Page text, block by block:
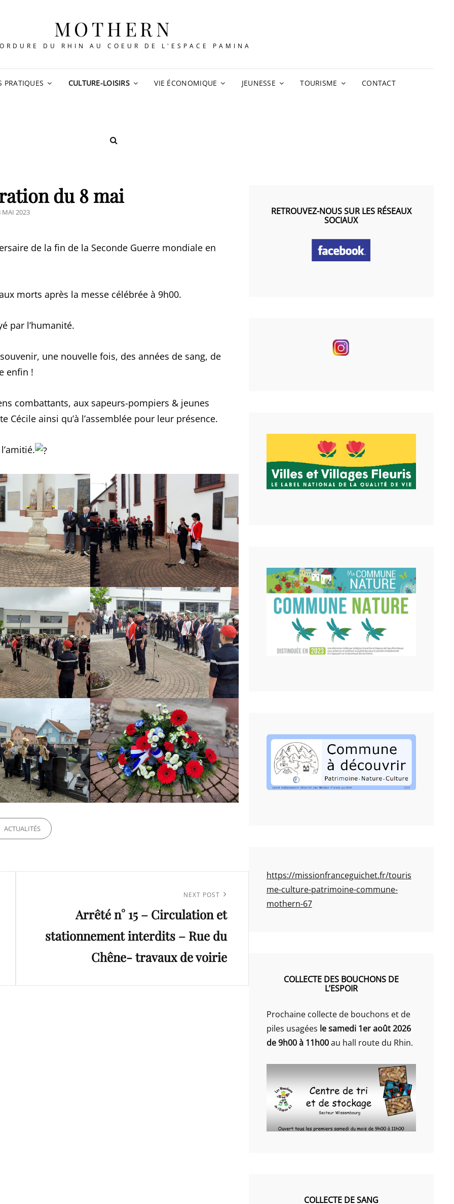
MOTHERN
DU RHIN AU COEUR DE L'ESPACE PAMINA
PRATIQUES CULTURE-LOISIRS VIE ÉCONOMIQUE JEUNESSE TOURISME CONTACT
SEARCH
du 8 mai
MAI 2023
de la fin de la Seconde Guerre mondiale en
morts après la messe célébrée à 9h00.
par l’humanité.
une nouvelle fois, des années de sang, de
enfin !
combattants, aux sapeurs-pompiers & jeunes
Cécile ainsi qu’à l’assemblée pour leur présence.
ACTUALITÉS
NEXT POST
Arrêté n° 15 – Circulation et
stationnement interdits – Rue du
Chêne- travaux de voirie
RETROUVEZ-NOUS SUR LES RÉSEAUX
SOCIAUX
https://missionfranceguichet.fr/touris
me-culture-patrimoine-commune-
mothern-67
COLLECTE DES BOUCHONS DE
L’ESPOIR
Prochaine collecte de bouchons et de
piles usagées le samedi 1er août 2026
de 9h00 à 11h00au hall route du Rhin.
COLLECTE DE SANG